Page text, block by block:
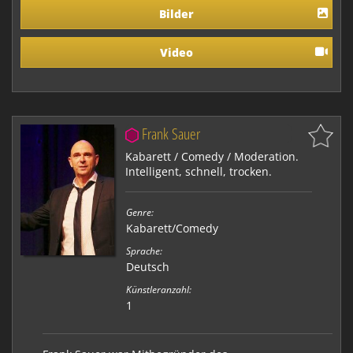
umfangreichen Erfahrungsschatz und lassen Sie s…
Bilder
Video
Frank Sauer
Kabarett / Comedy / Moderation.
Intelligent, schnell, trocken.
Genre:
Kabarett/Comedy
Sprache:
Deutsch
Künstleranzahl:
1